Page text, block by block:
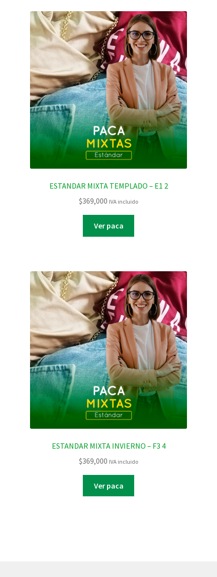
ESTANDAR MIXTA TEMPLADO – E1 2
$369,000 IVA incluido
Ver paca
ESTANDAR MIXTA INVIERNO – F3 4
$369,000 IVA incluido
Ver paca